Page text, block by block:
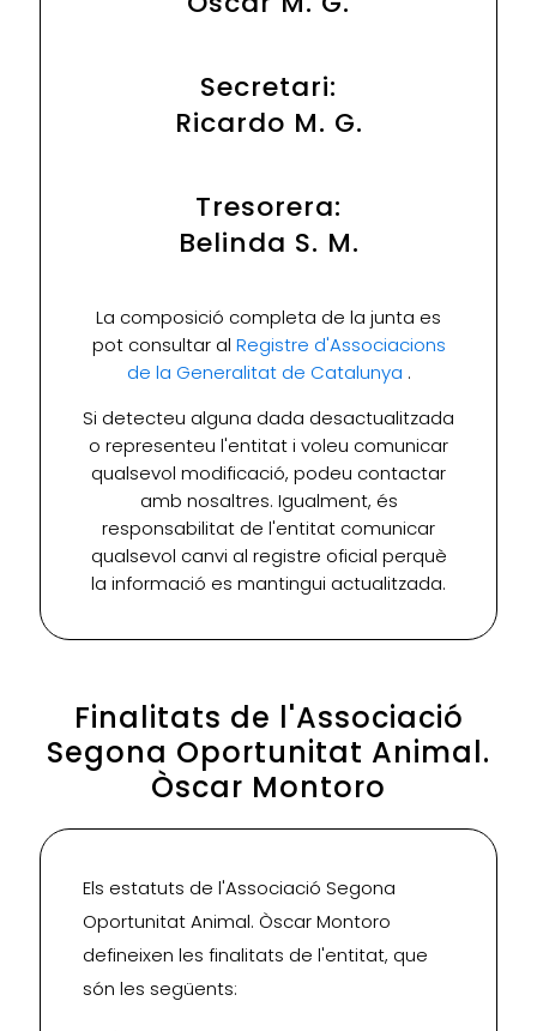
Secretari:
Ricardo M. G.
Tresorera:
Belinda S. M.
La composició completa de la junta es
pot consultar al Registre d'Associacions
de la Generalitat de Catalunya .
Si detecteu alguna dada desactualitzada
o representeu l'entitat i voleu comunicar
qualsevol modificació, podeu contactar
amb nosaltres. Igualment, és
responsabilitat de l'entitat comunicar
qualsevol canvi al registre oficial perquè
la informació es mantingui actualitzada.
Finalitats de l'Associació
Segona Oportunitat Animal.
Òscar Montoro
Els estatuts de l'Associació Segona
Oportunitat Animal. Òscar Montoro
defineixen les finalitats de l'entitat, que
són les següents: